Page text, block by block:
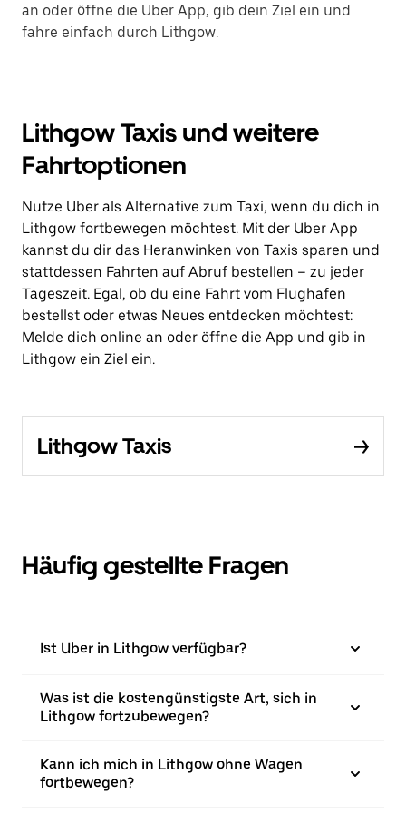
an oder öffne die Uber App, gib dein Ziel ein und
fahre einfach durch Lithgow.
Lithgow Taxis und weitere
Fahrtoptionen
Nutze Uber als Alternative zum Taxi, wenn du dich in
Lithgow fortbewegen möchtest. Mit der Uber App
kannst du dir das Heranwinken von Taxis sparen und
stattdessen Fahrten auf Abruf bestellen – zu jeder
Tageszeit. Egal, ob du eine Fahrt vom Flughafen
bestellst oder etwas Neues entdecken möchtest:
Melde dich online an oder öffne die App und gib in
Lithgow ein Ziel ein.
Lithgow Taxis
Häufig gestellte Fragen
Ist Uber in Lithgow verfügbar?
Was ist die kostengünstigste Art, sich in
Lithgow fortzubewegen?
Kann ich mich in Lithgow ohne Wagen
fortbewegen?